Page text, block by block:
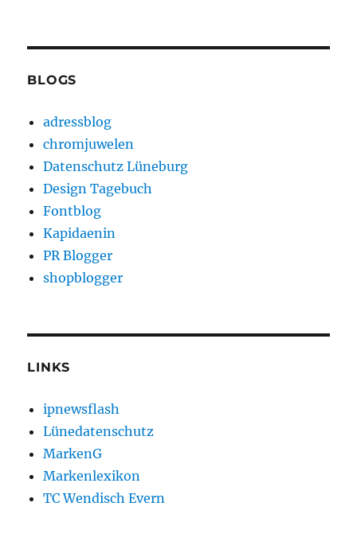
BLOGS
adressblog
chromjuwelen
Datenschutz Lüneburg
Design Tagebuch
Fontblog
Kapidaenin
PR Blogger
shopblogger
LINKS
ipnewsflash
Lünedatenschutz
MarkenG
Markenlexikon
TC Wendisch Evern